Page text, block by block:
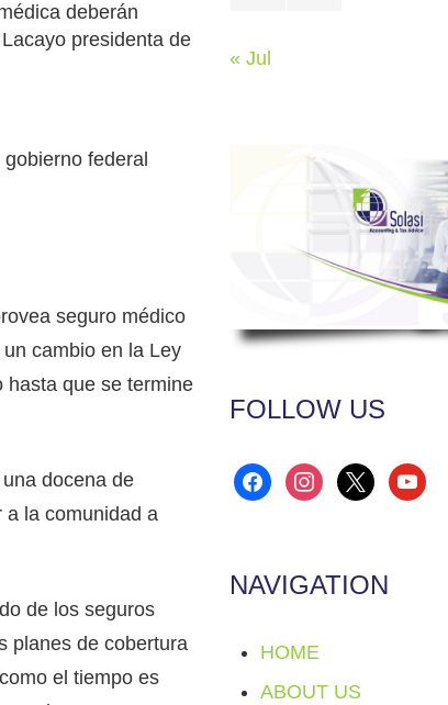
deberán
presidenta de
federal
seguro médico
cambio en la Ley
hasta que se termine
docena de
a la comunidad a
de los seguros
planes de cobertura
el tiempo es
« Jul
FOLLOW US
facebookinstagram
x youtube
NAVIGATION
HOME
ABOUT US